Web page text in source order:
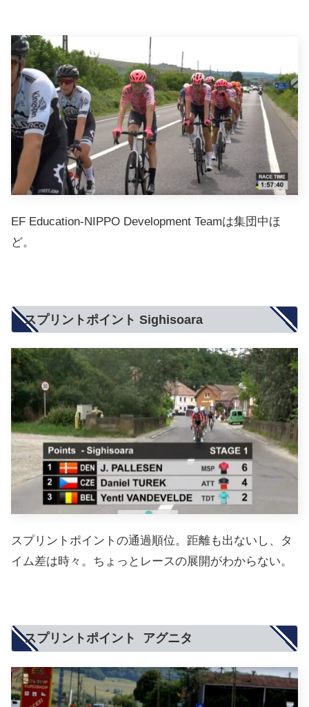
EF Education-NIPPO Development Teamは集団中ほ
ど。
スプリントポイント Sighisoara
スプリントポイントの通過順位。距離も出ないし、タ
イム差は時々。ちょっとレースの展開がわからない。
スプリントポイント アグニタ